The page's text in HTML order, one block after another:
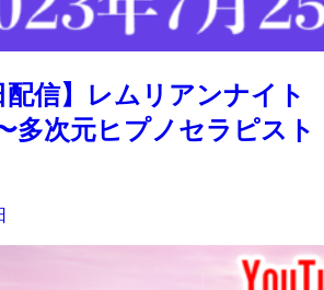
配信】レムリアンナイト
多次元ヒプノセラピスト